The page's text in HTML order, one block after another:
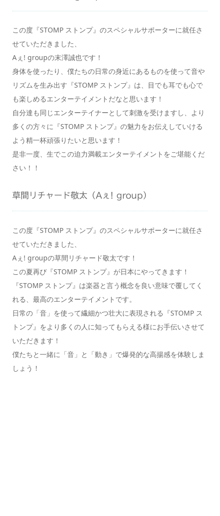
この度『STOMP ストンプ』のスペシャルサポーターに就任さ
せていただきました、
Aぇ! groupの末澤誠也です！
身体を使ったり、僕たちの日常の身近にあるものを使って音や
リズムを生み出す『STOMP ストンプ』は、目でも耳でも心で
も楽しめるエンターテイメントだなと思います！
自分達も同じエンターテイナーとして刺激を受けますし、より
多くの方々に『STOMP ストンプ』の魅力をお伝えしていける
よう精一杯頑張りたいと思います！
是非一度、生でこの迫力満載エンターテイメントをご堪能くだ
さい！！
草間リチャード敬太（Aぇ! group）
この度『STOMP ストンプ』のスペシャルサポーターに就任さ
せていただきました、
Aぇ! groupの草間リチャード敬太です！
この夏再び『STOMP ストンプ』が日本にやってきます！
『STOMP ストンプ』は楽器と言う概念を良い意味で覆してく
れる、最高のエンターテイメントです。
日常の「音」を使って繊細かつ壮大に表現される『STOMP ス
トンプ』をより多くの人に知ってもらえる様にお手伝いさせて
いただきます！
僕たちと一緒に「音」と「動き」で爆発的な高揚感を体験しま
しょう！